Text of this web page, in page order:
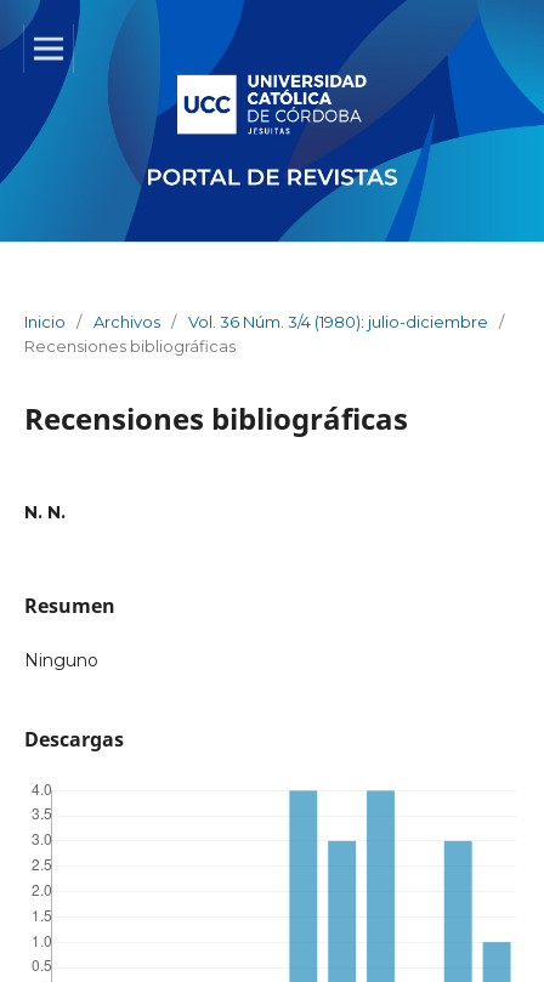
Inicio / Archivos / Vol. 36 Núm. 3/4 (1980): julio-diciembre
/
Recensiones bibliográficas
Recensiones bibliográficas
N. N.
Resumen
Ninguno
Descargas